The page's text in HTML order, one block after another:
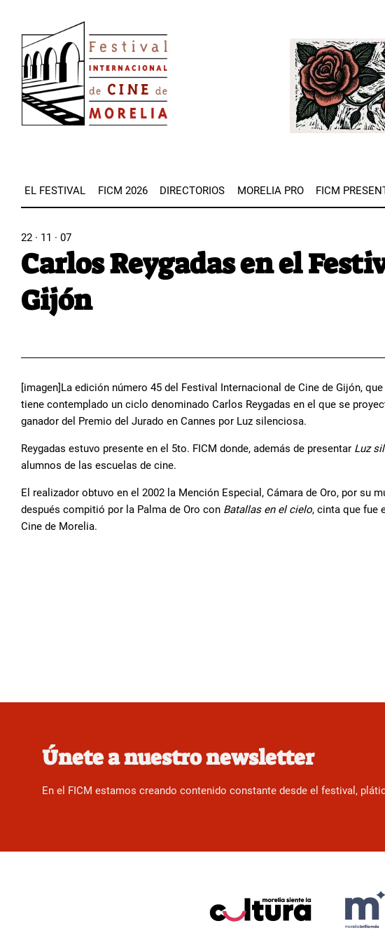
contenido
principal
Image
EL FESTIVAL FICM 2026 DIRECTORIOS MORELIA PRO FICM
22 · 11 · 07
Carlos Reygadas en el
Gijón
[imagen]La edición número 45 del Festival Internacional de Cine de Gijón,
tiene contemplado un ciclo denominado Carlos Reygadas en el que se
ganador del Premio del Jurado en Cannes por Luz silenciosa.
Reygadas estuvo presente en el 5to. FICM donde, además de presentar Luz
alumnos de las escuelas de cine.
El realizador obtuvo en el 2002 la Mención Especial, Cámara de Oro, por su
después compitió por la Palma de Oro con Batallas en el cielo, cinta que fue
Cine de Morelia.
Únete a nuestro newsletter
En el FICM estamos creando contenido constante desde el festival,